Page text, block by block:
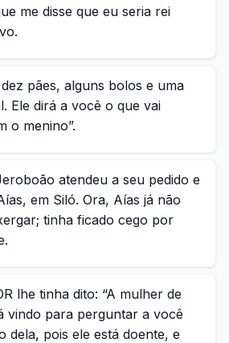
me disse que eu seria rei
pães, alguns bolos e uma
Ele dirá a você o que vai
o menino”.
atendeu a seu pedido e
em Siló. Ora, Aías já não
tinha ficado cego por
lhe tinha dito: “A mulher de
vindo para perguntar a você
dela, pois ele está doente, e